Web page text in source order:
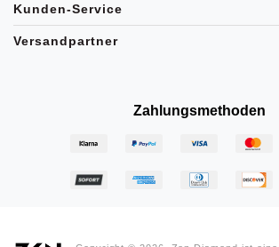
Kunden-Service
Versandpartner
Zahlungsmethoden